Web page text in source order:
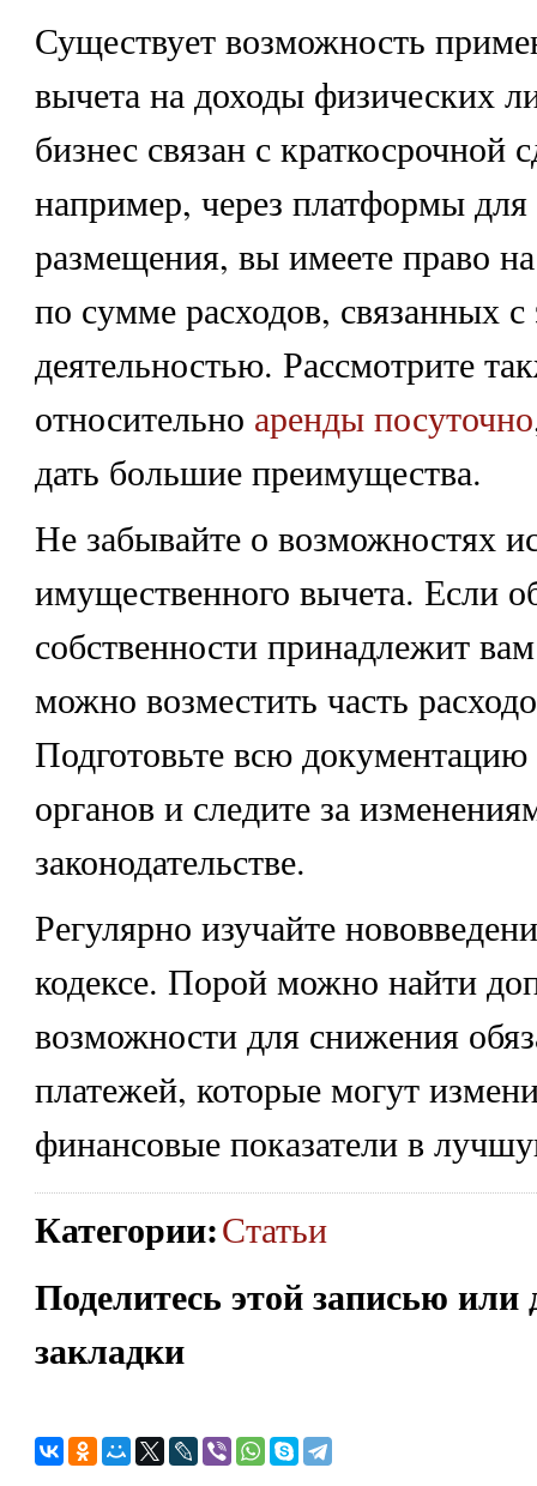
Существует возможность
вычета на доходы физических
бизнес связан с краткосрочной
например, через платформы для
размещения, вы имеете право
по сумме расходов, связанных с
деятельностью. Рассмотрите
относительно аренды посуточно
дать большие преимущества.
Не забывайте о возможностях
имущественного вычета. Если
собственности принадлежит
можно возместить часть
Подготовьте всю
органов и следите за
законодательстве.
Регулярно изучайте
кодексе. Порой можно найти
возможности для снижения
платежей, которые могут
финансовые показатели в
Категории:Статьи
Поделитесь этой записью или
закладки